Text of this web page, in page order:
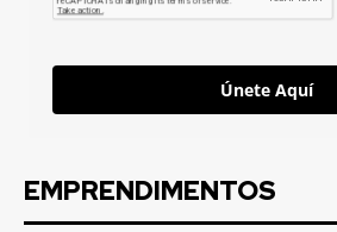
Únete Aquí
EMPRENDIMENTOS